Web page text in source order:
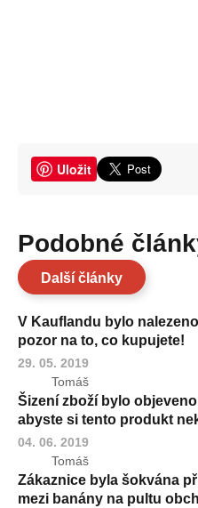
Uložit
Podobné
Další články
V Kauflandu bylo
pozor na to, co kupujete!
29. 05. 2019
Tomáš
Šizení zboží bylo
abyste si tento produkt
04. 06. 2019
Tomáš
Zákaznice byla šokvána
mezi banány na pultu